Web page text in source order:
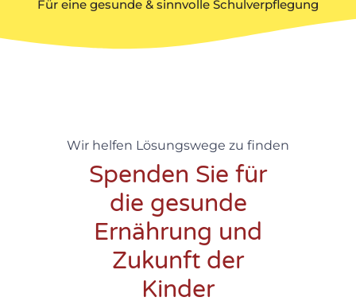
Für eine gesunde & sinnvolle Schulverpflegung
Wir helfen Lösungswege zu finden
Spenden Sie für
die gesunde
Ernährung und
Zukunft der
Kinder